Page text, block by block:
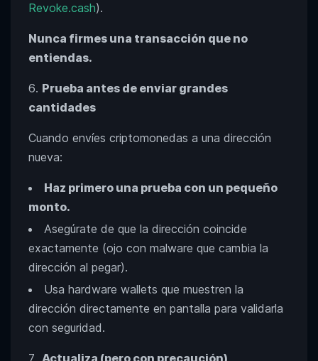
Revoke.cash).
Nunca firmes una transacción que no
entiendas.
Prueba antes de enviar grandes
cantidades
Cuando envíes criptomonedas a una dirección
nueva:
Haz primero una prueba con un pequeño
monto.
Asegúrate de que la dirección coincide
exactamente (ojo con malware que cambia la
dirección al pegar).
Usa hardware wallets que muestren la
dirección directamente en pantalla para validarla
con seguridad.
Actualiza (pero con precaución)